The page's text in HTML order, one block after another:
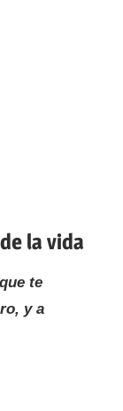
la vida
te
y a